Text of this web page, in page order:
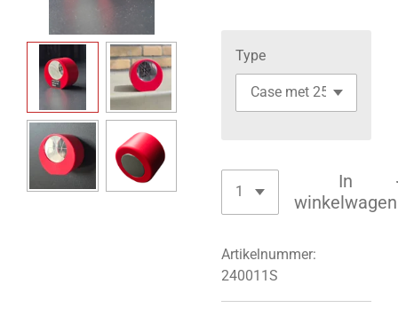
Type
In
winkelwagen
Artikelnummer:
240011S